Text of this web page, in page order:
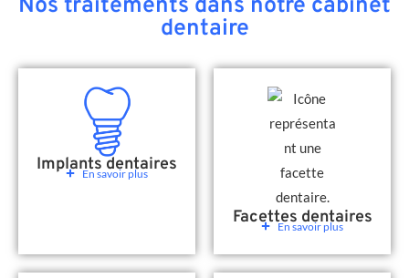
Nos traitements dans notre cabinet
dentaire
Implants dentaires
En savoir plus
Facettes dentaires
En savoir plus